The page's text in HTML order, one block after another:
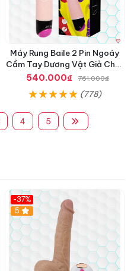
Máy Rung Baile 2 Pin Ngoáy
Cầm Tay Dương Vật Giả Chất
Lượng
540.000₫ 761.000₫
(778)
4 5
-37%
5